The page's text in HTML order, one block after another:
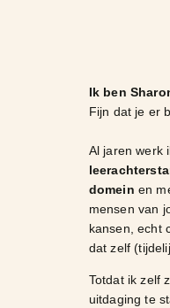
Ik ben
Fijn dat je er
Al jaren werk
domein en
mensen van
kansen, echt
dat zelf
Totdat ik zelf
uitdaging te